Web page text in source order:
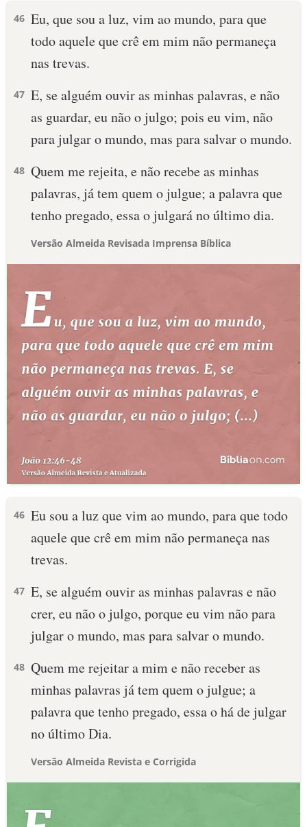
46 Eu, que sou a luz, vim ao mundo, para que
todo aquele que crê em mim não permaneça
nas trevas.
47 E, se alguém ouvir as minhas palavras, e não
as guardar, eu não o julgo; pois eu vim, não
para julgar o mundo, mas para salvar o mundo.
48 Quem me rejeita, e não recebe as minhas
palavras, já tem quem o julgue; a palavra que
tenho pregado, essa o julgará no último dia.
Versão Almeida Revisada Imprensa Bíblica
46 Eu sou a luz que vim ao mundo, para que todo
aquele que crê em mim não permaneça nas
trevas.
47 E, se alguém ouvir as minhas palavras e não
crer, eu não o julgo, porque eu vim não para
julgar o mundo, mas para salvar o mundo.
48 Quem me rejeitar a mim e não receber as
minhas palavras já tem quem o julgue; a
palavra que tenho pregado, essa o há de julgar
no último Dia.
Versão Almeida Revista e Corrigida